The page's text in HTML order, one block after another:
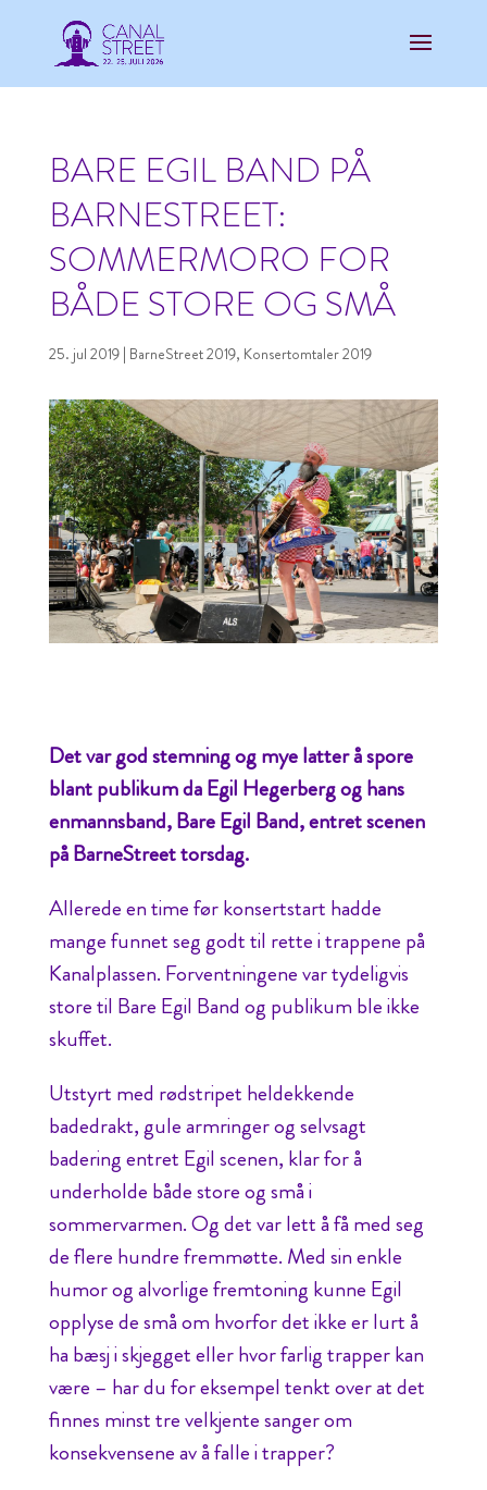
BARE EGIL BAND PÅ
BARNESTREET:
SOMMERMORO FOR
BÅDE STORE OG SMÅ
25. jul 2019| BarneStreet 2019, Konsertomtaler 2019
Det var god stemning og mye latter å spore
blant publikum da Egil Hegerberg og hans
enmannsband, Bare Egil Band, entret scenen
på BarneStreet torsdag.
Allerede en time før konsertstart hadde
mange funnet seg godt til rette i trappene på
Kanalplassen. Forventningene var tydeligvis
store til Bare Egil Band og publikum ble ikke
skuffet.
Utstyrt med rødstripet heldekkende
badedrakt, gule armringer og selvsagt
badering entret Egil scenen, klar for å
underholde både store og små i
sommervarmen. Og det var lett å få med seg
de flere hundre fremmøtte. Med sin enkle
humor og alvorlige fremtoning kunne Egil
opplyse de små om hvorfor det ikke er lurt å
ha bæsj i skjegget eller hvor farlig trapper kan
være – har du for eksempel tenkt over at det
finnes minst tre velkjente sanger om
konsekvensene av å falle i trapper?